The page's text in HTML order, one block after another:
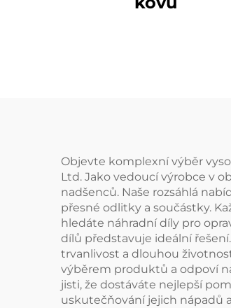
Objevte komplexní výběr
Ltd. Jako vedoucí výrobce v
nadšenců. Naše rozsáhlá
přesné odlitky a součástky.
hledáte náhradní díly pro
dílů představuje ideální
trvanlivost a dlouhou
výběrem produktů a odpoví
jisti, že dostáváte nejlepší
uskutečňování jejich nápadů